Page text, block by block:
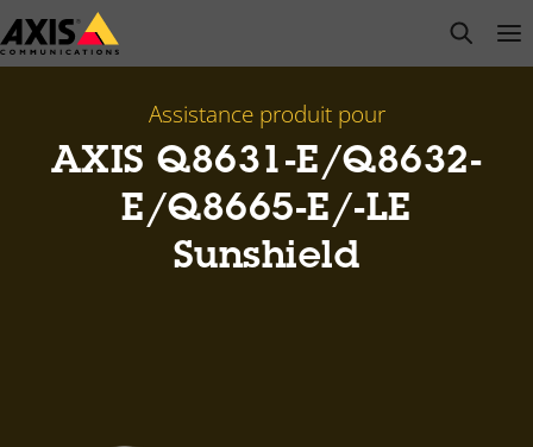
Passer
au
open
Assistance produit pour
AXIS Q8631-E/Q8632-
E/Q8665-E/-LE
Sunshield